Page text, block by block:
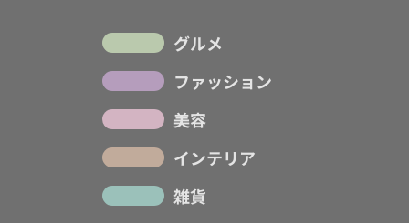
グルメ
ファッション
美容
インテリア
雑貨